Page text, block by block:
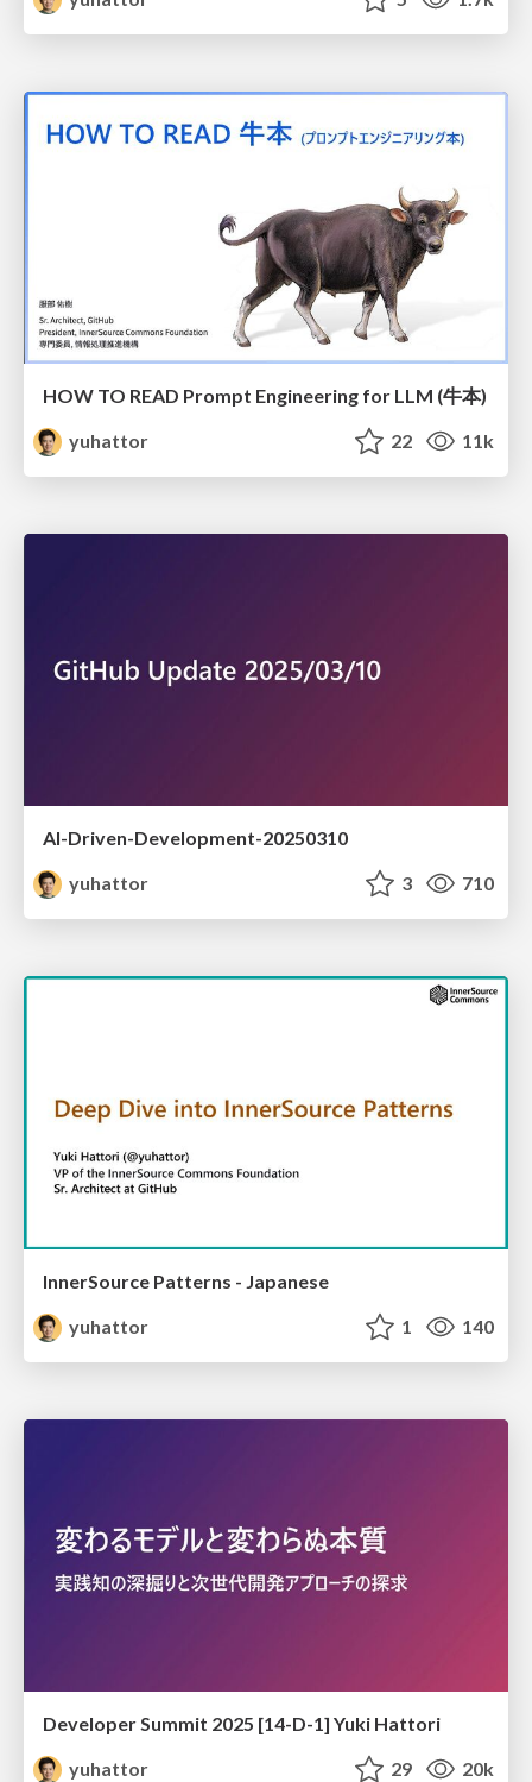
HOW TO READ Prompt Engineering for LLM (牛本)
yuhattor
22 11k
AI-Driven-Development-20250310
yuhattor
3 710
InnerSource Patterns - Japanese
yuhattor
1 140
Developer Summit 2025 [14-D-1] Yuki Hattori
yuhattor
29 20k